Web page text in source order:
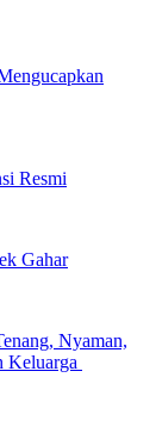
Resmi
Gahar
Nyaman,
Keluarga